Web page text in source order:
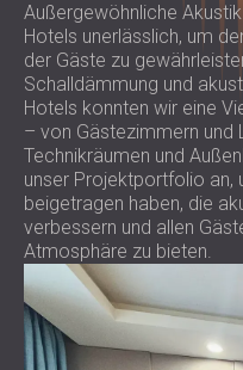
SCHALLDÄMMUNG
SCHALLSCHUTZ
SCHALLSCHUTZ
SCHALLSCHUTZ
AKUSTIKPLATTEN
ÖKOLOGISCHE
PANEELE UND
HOLZ
AKUSTISCHE
BAFFEL
WOOD WOOL
LÄRMSCHUTZ
SCHALLSCHUTZ
KABINEN UND
LOUVERS UND
UND
GERÄTE
SOUND
AND SAFETY
ÜBER UNS
Außergewöhnliche
Hotels unerlässlich, um
der Gäste zu
Schalldämmung und
Hotels konnten wir eine
– von Gästezimmern und
Technikräumen und
unser Projektportfolio an,
beigetragen haben, die
verbessern und allen
Atmosphäre zu bieten.